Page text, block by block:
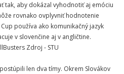
tak, aby dokázal vyhodnotiť aj emóciu
rovnako ovplyvniť hodnotenie
používa ako komunikačný jazyk
v slovenčine aj v angličtine.
Zdroj - STU
len dva tímy. Okrem Slovákov